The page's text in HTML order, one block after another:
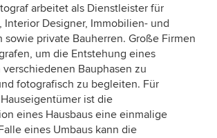
arbeitet als Dienstleister für
Designer, Immobilien- und
sowie private Bauherren. Große Firmen
um die Entstehung eines
Bauphasen zu
fotografisch zu begleiten. Für
ist die
eines Hausbaus eine einmalige
eines Umbaus kann die